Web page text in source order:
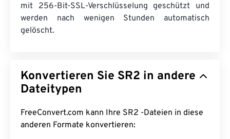
mit 256-Bit-SSL-Verschlüsselung geschützt und
werden nach wenigen Stunden automatisch
gelöscht.
Konvertieren Sie SR2 in andere
Dateitypen
FreeConvert.com kann Ihre SR2 -Dateien in diese
anderen Formate konvertieren: